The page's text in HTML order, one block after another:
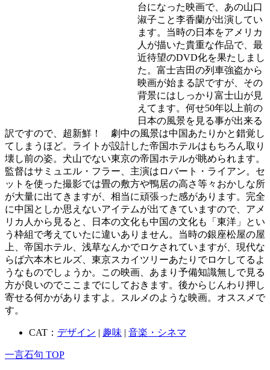
台になった映画で、あの山口
淑子こと李香蘭が出演してい
ます。当時の日本をアメリカ
人が描いた貴重な作品で、最
近待望のDVD化を果たしまし
た。富士吉田の列車強盗から
映画が始まる訳ですが、その
背景にはしっかり富士山が見
えてます。何せ50年以上前の
日本の風景を見る事が出来る
訳ですので、超新鮮！ 劇中の風景は中国あたりかと錯覚し
てしまうほど。ライトが設計した帝国ホテルはもちろん取り
壊し前の姿。犬山でない東京の帝国ホテルが眺められます。
監督はサミュエル・フラー、主演はロバート・ライアン。セ
ットを使った撮影では畳の敷方や鴨居の高さ等々おかしな所
が大量に出てきますが、相当に頑張った感があります。完全
に中国としか思えないアイテムが出てきていますので、アメ
リカ人から見ると、日本の文化も中国の文化も「東洋」とい
う枠組で考えていたに違いありません。当時の銀座松屋の屋
上、帝国ホテル、浅草なんかでロケされていますが、現代な
らば六本木ヒルズ、東京スカイツリーあたりでロケしてるよ
うなものでしょうか。この映画、あまり予備知識無しで見る
方が良いのでここまでにしておきます。後からじんわり押し
寄せる何かがありますよ。スルメのような映画。オススメで
す。
CAT： デザイン | 趣味 | 音楽・シネマ
一言石句 TOP